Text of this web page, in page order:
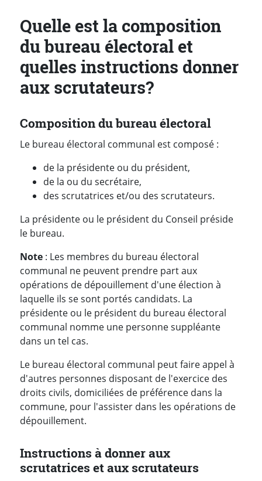
Quelle est la composition
du bureau électoral et
quelles instructions donner
aux scrutateurs?
Composition du bureau électoral
Le bureau électoral communal est composé :
de la présidente ou du président,
de la ou du secrétaire,
des scrutatrices et/ou des scrutateurs.
La présidente ou le président du Conseil préside
le bureau.
Note : Les membres du bureau électoral
communal ne peuvent prendre part aux
opérations de dépouillement d'une élection à
laquelle ils se sont portés candidats. La
présidente ou le président du bureau électoral
communal nomme une personne suppléante
dans un tel cas.
Le bureau électoral communal peut faire appel à
d'autres personnes disposant de l'exercice des
droits civils, domiciliées de préférence dans la
commune, pour l'assister dans les opérations de
dépouillement.
Instructions à donner aux
scrutatrices et aux scrutateurs